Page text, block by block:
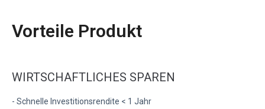
Vorteile Produkt
WIRTSCHAFTLICHES SPAREN
- Schnelle Investitionsrendite < 1 Jahr